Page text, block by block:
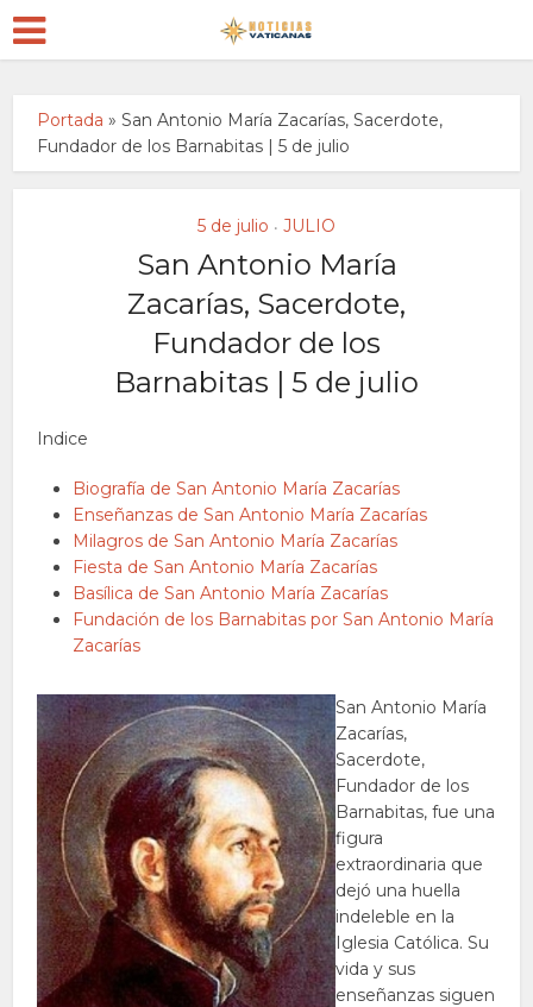
Portada »San Antonio María Zacarías, Sacerdote,
Fundador de los Barnabitas | 5 de julio
5 de julio • JULIO
San Antonio María
Zacarías, Sacerdote,
Fundador de los
Barnabitas | 5 de julio
Indice
Biografía de San Antonio María Zacarías
Enseñanzas de San Antonio María Zacarías
Milagros de San Antonio María Zacarías
Fiesta de San Antonio María Zacarías
Basílica de San Antonio María Zacarías
Fundación de los Barnabitas por San Antonio María
Zacarías
San Antonio María
Zacarías,
Sacerdote,
Fundador de los
Barnabitas, fue una
figura
extraordinaria que
dejó una huella
indeleble en la
Iglesia Católica. Su
vida y sus
enseñanzas siguen